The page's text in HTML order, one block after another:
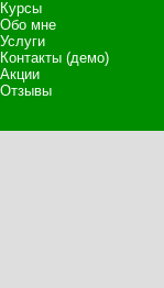
Курсы
Обо мне
Услуги
Контакты (демо)
Акции
Отзывы